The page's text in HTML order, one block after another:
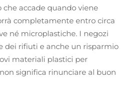
accade quando viene
completamente entro circa
né microplastiche. I negozi
dei rifiuti e anche un risparmio
materiali plastici per
significa rinunciare al buon